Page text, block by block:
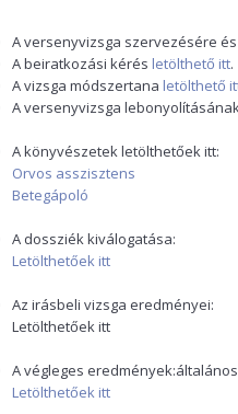
A versenyvizsga szervezésére
A beiratkozási kérés letölthető itt.
A vizsga módszertana letölthető
A versenyvizsga
A könyvészetek letölthetőek itt:
Orvos asszisztens
Betegápoló
A dossziék kiválogatása:
Letölthetőek itt
Az irásbeli vizsga eredményei:
Letölthetőek itt
A végleges
Letölthetőek itt